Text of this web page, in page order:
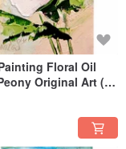
Floral Oil
Original Art (13